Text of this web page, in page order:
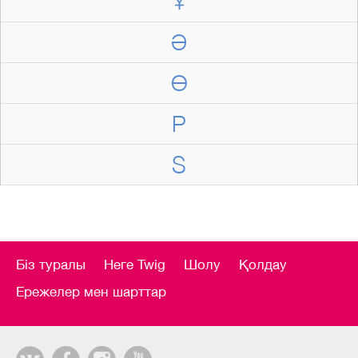
Ә
Ө
P
S
Біз туралы Неге Twig Шолу
Қолдау
Ережелер мен шарттар